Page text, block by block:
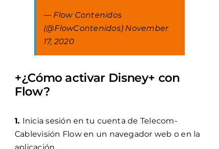
— Flow Contenidos
(@FlowContenidos) November
17, 2020
+¿Cómo activar Disney+ con
Flow?
1. Inicia sesión en tu cuenta de Telecom-
Cablevisión Flow en un navegador web o en la